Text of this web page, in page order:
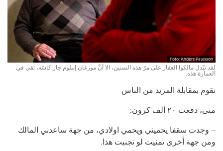
Foto: Anders Paulsson
لقد تبّدل مالكوا العقار على مرّ هذه السنين، الا أنَّ مورغان إنبلوم جار كاسّه، بَقي في
العمارة هذه.
نقوم بمقابلة المزيد من الناس
منى، دفعت ٢٠ ألف كرون:
– وجدت سقفا يحميني ويحمي اولادي، من جهة ساعدني المالك
ومن جهة أخرى تمنيت لو تجنبت هذا.